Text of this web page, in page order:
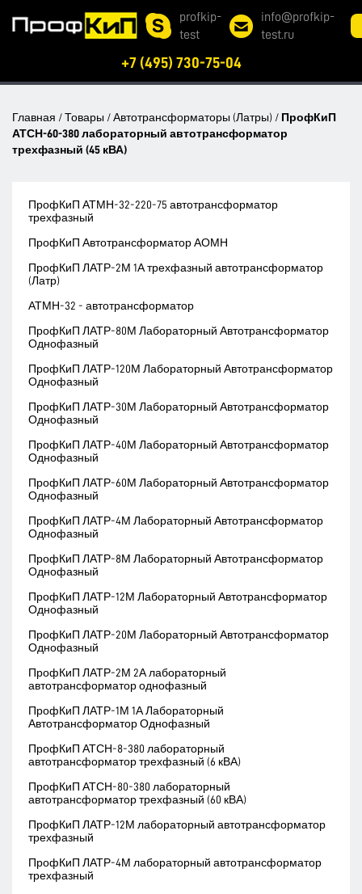
profkip-
test
info@profkip-
test.ru
+7 (495) 730-75-04
Главная / Товары / Автотрансформаторы (Латры) / ПрофКиП
АТСН-60-380 лабораторный автотрансформатор
трехфазный (45 кВА)
ПрофКиП АТМН-32-220-75 автотрансформатор
трехфазный
ПрофКиП Автотрансформатор АОМН
ПрофКиП ЛАТР-2М 1А трехфазный автотрансформатор
(Латр)
АТМН-32 - автотрансформатор
ПрофКиП ЛАТР-80М Лабораторный Автотрансформатор
Однофазный
ПрофКиП ЛАТР-120М Лабораторный Автотрансформатор
Однофазный
ПрофКиП ЛАТР-30М Лабораторный Автотрансформатор
Однофазный
ПрофКиП ЛАТР-40М Лабораторный Автотрансформатор
Однофазный
ПрофКиП ЛАТР-60М Лабораторный Автотрансформатор
Однофазный
ПрофКиП ЛАТР-4М Лабораторный Автотрансформатор
Однофазный
ПрофКиП ЛАТР-8М Лабораторный Автотрансформатор
Однофазный
ПрофКиП ЛАТР-12М Лабораторный Автотрансформатор
Однофазный
ПрофКиП ЛАТР-20М Лабораторный Автотрансформатор
Однофазный
ПрофКиП ЛАТР-2М 2А лабораторный
автотрансформатор однофазный
ПрофКиП ЛАТР-1М 1А Лабораторный
Автотрансформатор Однофазный
ПрофКиП АТСН-8-380 лабораторный
автотрансформатор трехфазный (6 кВА)
ПрофКиП АТСН-80-380 лабораторный
автотрансформатор трехфазный (60 кВА)
ПрофКиП ЛАТР-12М лабораторный автотрансформатор
трехфазный
ПрофКиП ЛАТР-4М лабораторный автотрансформатор
трехфазный